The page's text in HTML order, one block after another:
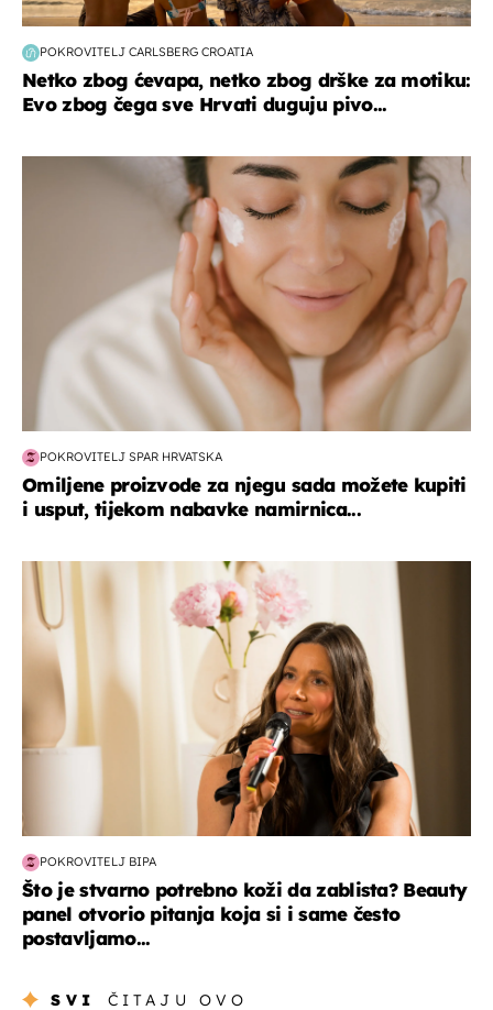
POKROVITELJ CARLSBERG CROATIA
Netko zbog ćevapa, netko zbog drške za motiku:
Evo zbog čega sve Hrvati duguju pivo...
moda & ljepota
POKROVITELJ SPAR HRVATSKA
Omiljene proizvode za njegu sada možete kupiti
i usput, tijekom nabavke namirnica...
moda & ljepota
POKROVITELJ BIPA
Što je stvarno potrebno koži da zablista? Beauty
panel otvorio pitanja koja si i same često
postavljamo...
SVI ČITAJU OVO